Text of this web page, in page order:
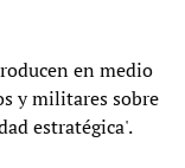
en medio
y militares sobre
estratégica'.